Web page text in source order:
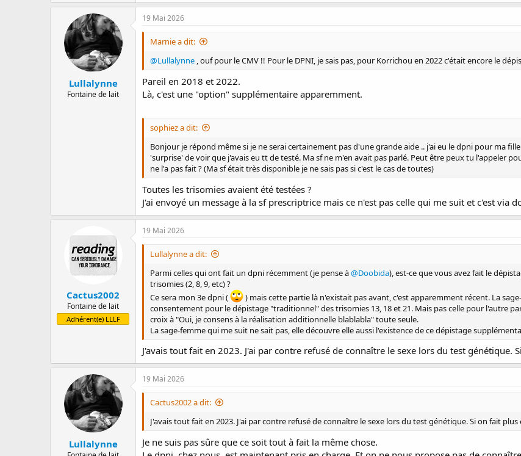
Lullalynne
Fontaine de lait
19 Mai 2026
Marnie a dit:
@Lullalynne , ouf pour le CMV !! Pour le DPNI, je sais pas, pour Korrichou en 2022 c'était encore le
Pareil en 2018 et 2022.
Là, c'est une "option" supplémentaire apparemment.
sophiez a dit:
Bonjour je répond même si je ne serai certainement pas d'une grande aide .. j'ai eu le dpni pour ma
'surprise' de voir que j'avais eu tt de testé. Ma sf ne m'en avait pas parlé. Peut être peux tu l'appeler
ne l'a pas fait ? (Ma sf était très disponible je ne sais pas si c'est le cas de toutes)
Toutes les trisomies avaient été testées ?
J'ai envoyé un message à la sf prescriptrice mais ce n'est pas celle qui me suit et c'est via
Cactus2002
Fontaine de lait
Adhérent(e) LLLF
19 Mai 2026
Lullalynne a dit:
Parmi celles qui ont fait un dpni récemment (je pense à@Doobida), est-ce que vous avez fait le
trisomies (2, 8, 9, etc) ?
Ce sera mon 3e dpni (
) mais cette partie là n'existait pas avant, c'est apparemment récent. La
consentement pour le dépistage "traditionnel" des trisomies 13, 18 et 21. Mais pas celle pour l'autre
croix à "Oui, je consens à la réalisation additionnelle blablabla" toute seule.
La sage-femme qui me suit ne sait pas, elle découvre elle aussi l'existence de ce dépistage
J'avais tout fait en 2023. J'ai par contre refusé de connaître le sexe lors du test génétique.
Lullalynne
19 Mai 2026
Cactus2002 a dit:
J'avais tout fait en 2023. J'ai par contre refusé de connaître le sexe lors du test génétique. Si on fait plus
Je ne suis pas sûre que ce soit tout à fait la même chose.